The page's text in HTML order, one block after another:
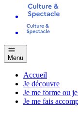
Menu
Accueil
Je découvre
Je me forme ou
Je me fais